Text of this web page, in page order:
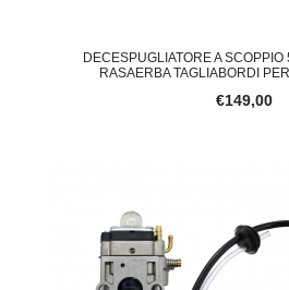
DECESPUGLIATORE A
RASAERBA TAGLIABORDI
€149,00